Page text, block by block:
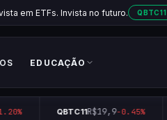
em ETFs. Invista no futuro. QBTC11
EDUCAÇÃO
QBTC11R$19,9-0.45%